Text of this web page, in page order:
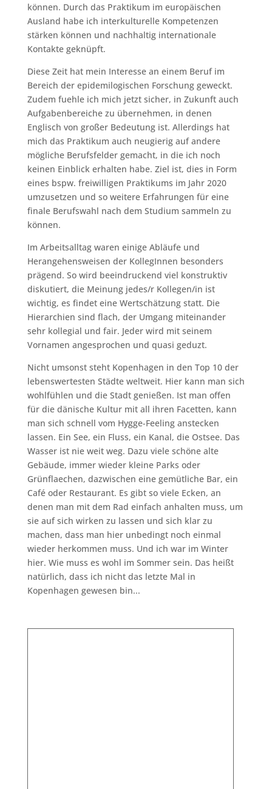
können. Durch das Praktikum im europäischen
Ausland habe ich interkulturelle Kompetenzen
stärken können und nachhaltig internationale
Kontakte geknüpft.
Diese Zeit hat mein Interesse an einem Beruf im
Bereich der epidemilogischen Forschung geweckt.
Zudem fuehle ich mich jetzt sicher, in Zukunft auch
Aufgabenbereiche zu übernehmen, in denen
Englisch von großer Bedeutung ist. Allerdings hat
mich das Praktikum auch neugierig auf andere
mögliche Berufsfelder gemacht, in die ich noch
keinen Einblick erhalten habe. Ziel ist, dies in Form
eines bspw. freiwilligen Praktikums im Jahr 2020
umzusetzen und so weitere Erfahrungen für eine
finale Berufswahl nach dem Studium sammeln zu
können.
Im Arbeitsalltag waren einige Abläufe und
Herangehensweisen der KollegInnen besonders
prägend. So wird beeindruckend viel konstruktiv
diskutiert, die Meinung jedes/r Kollegen/in ist
wichtig, es findet eine Wertschätzung statt. Die
Hierarchien sind flach, der Umgang miteinander
sehr kollegial und fair. Jeder wird mit seinem
Vornamen angesprochen und quasi geduzt.
Nicht umsonst steht Kopenhagen in den Top 10 der
lebenswertesten Städte weltweit. Hier kann man sich
wohlfühlen und die Stadt genießen. Ist man offen
für die dänische Kultur mit all ihren Facetten, kann
man sich schnell vom Hygge-Feeling anstecken
lassen. Ein See, ein Fluss, ein Kanal, die Ostsee. Das
Wasser ist nie weit weg. Dazu viele schöne alte
Gebäude, immer wieder kleine Parks oder
Grünflaechen, dazwischen eine gemütliche Bar, ein
Café oder Restaurant. Es gibt so viele Ecken, an
denen man mit dem Rad einfach anhalten muss, um
sie auf sich wirken zu lassen und sich klar zu
machen, dass man hier unbedingt noch einmal
wieder herkommen muss. Und ich war im Winter
hier. Wie muss es wohl im Sommer sein. Das heißt
natürlich, dass ich nicht das letzte Mal in
Kopenhagen gewesen bin...